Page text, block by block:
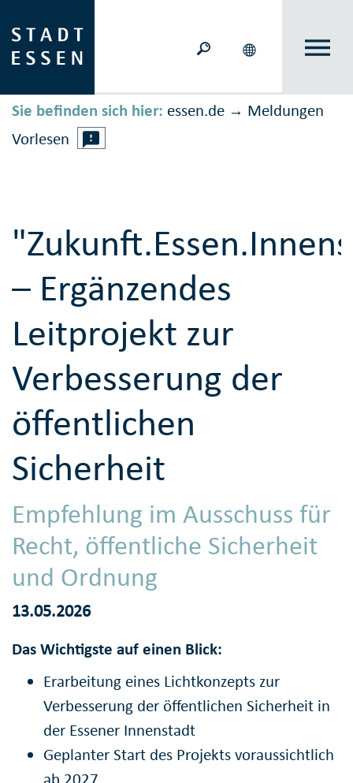
Sie befinden sich hier: essen.de → Meldungen
Vorlesen
– Ergänzendes
Leitprojekt zur
Verbesserung der
öffentlichen
Sicherheit
Empfehlung im Ausschuss für
Recht, öffentliche Sicherheit
und Ordnung
13.05.2026
Das Wichtigste auf einen Blick:
Erarbeitung eines Lichtkonzepts zur
Verbesserung der öffentlichen Sicherheit in
der Essener Innenstadt
Geplanter Start des Projekts voraussichtlich